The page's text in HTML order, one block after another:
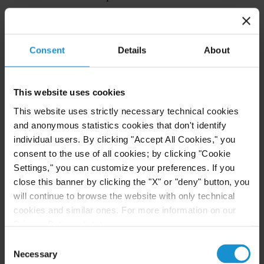
Consent Details About
This website uses cookies
This website uses strictly necessary technical cookies
and anonymous statistics cookies that don't identify
individual users. By clicking "Accept All Cookies," you
consent to the use of all cookies; by clicking "Cookie
Settings," you can customize your preferences. If you
close this banner by clicking the "X" or "deny" button, you
will continue to browse the website with only technical
cookies and similar ones. For more information on our
Selection
Necessary
implementadas a menos que a Colômbia deixasse
de cumprir seus compromissos. No final, nenhum
dos governos emitiu instrumentos legais formais
Este incidente demonstra como a administração
Trump planeja empregar a política comercial para
alcançar objetivos não relacionados ao comércio.
No caso da Colômbia, as tarifas — um mecanismo
tipicamente utilizado para proteger indústrias
domésticas ou combater práticas comerciais
desleais — foram utilizadas como instrumento para
O Plano Trump: Decifrando a Nova Estratégia